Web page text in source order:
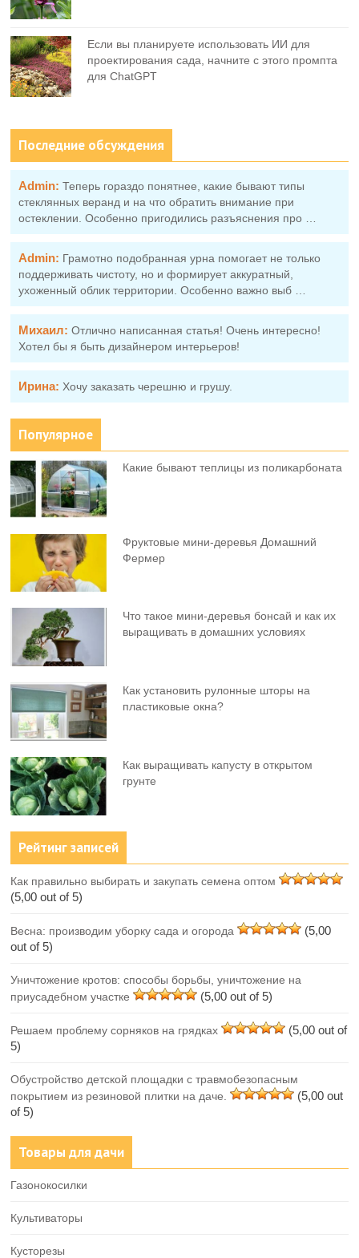
Если вы планируете использовать ИИ для
проектирования сада, начните с этого промпта
для ChatGPT
Последние обсуждения
Admin: Теперь гораздо понятнее, какие бывают типы
стеклянных веранд и на что обратить внимание при
остеклении. Особенно пригодились разъяснения про …
Admin: Грамотно подобранная урна помогает не только
поддерживать чистоту, но и формирует аккуратный,
ухоженный облик территории. Особенно важно выб …
Михаил: Отлично написанная статья! Очень интересно!
Хотел бы я быть дизайнером интерьеров!
Ирина: Хочу заказать черешню и грушу.
Популярное
Какие бывают теплицы из поликарбоната
Фруктовыe мини-деревья Домашний
Фермер
Что такое мини-деревья бонсай и как их
выращивать в домашних условиях
Как установить рулонные шторы на
пластиковые окна?
Как выращивать капусту в открытом
грунте
Рейтинг записей
Как правильно выбирать и закупать семена оптом
(5,00 out of 5)
Весна: производим уборку сада и огорода
(5,00
out of 5)
Уничтожение кротов: способы борьбы, уничтожение на
приусадебном участке
(5,00 out of 5)
Решаем проблему сорняков на грядках
(5,00 out of
5)
Обустройство детской площадки с травмобезопасным
покрытием из резиновой плитки на даче.
(5,00 out
of 5)
Товары для дачи
Газонокосилки
Культиваторы
Кусторезы